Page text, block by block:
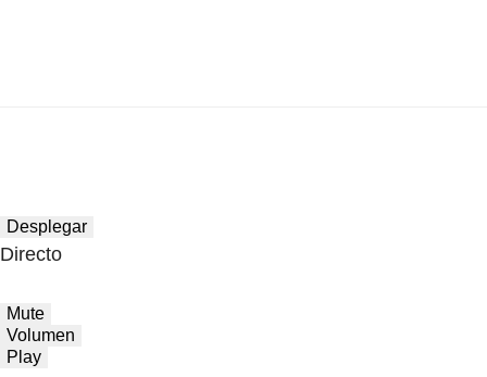
Desplegar
Directo
Mute
Volumen
Play